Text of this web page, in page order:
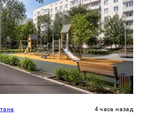
4 часа назад